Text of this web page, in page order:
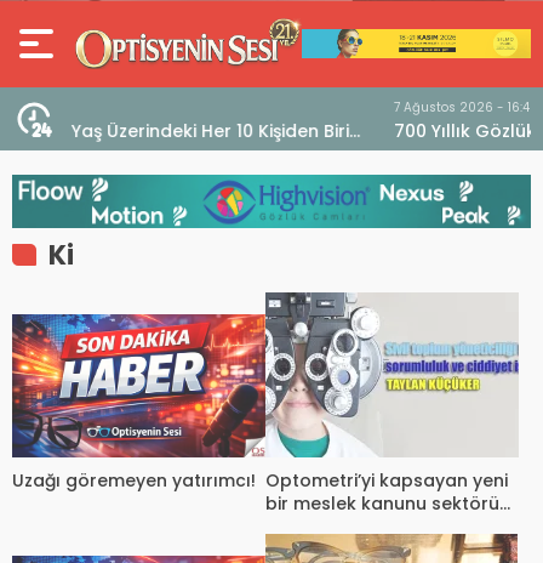
700 Yıllık Gözlük Tarihini Sergileyen Müze “Museo
dell’Occhiale”
Ki
Uzağı göremeyen yatırımcı! Optometri’yi kapsayan yeni
bir meslek kanunu sektörün